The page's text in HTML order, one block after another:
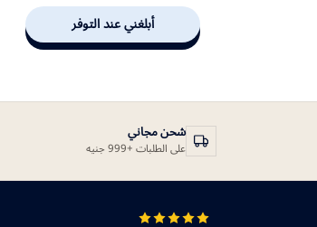
أبلغني عند التوفر
شحن مجاني
على الطلبات +999 جنيه